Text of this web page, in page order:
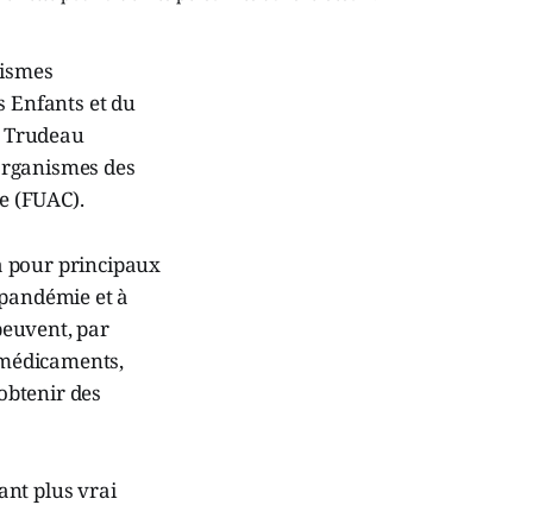
Enfants et du
Trudeau
des
(FUAC).
pour principaux
et à
par
des
plus vrai